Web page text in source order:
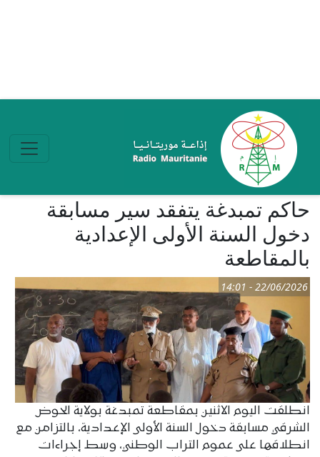
حاكم تمبدغة يتفقد سير مسابقة
دخول السنة الأولى الإعدادية
بالمقاطعة
22/06/2026 - 14:01
انطلقت اليوم الاثنين بمقاطعة تمبدغة بولاية الحوض
الشرقي مسابقة دخول السنة الأولى الإعدادية، بالتزامن مع
انطلاقها على عموم التراب الوطني، وسط إجراءات